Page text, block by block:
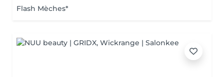
Flash Mèches*